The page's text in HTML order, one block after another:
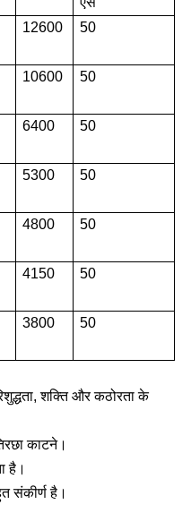
12600 50
10600 50
6400 50
5300 50
4800 50
4150 50
3800 50
शक्ति और कठोरता के
काटने।
है।
संकीर्ण है।